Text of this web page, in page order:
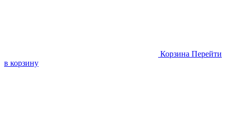
Корзина Перейти
в корзину